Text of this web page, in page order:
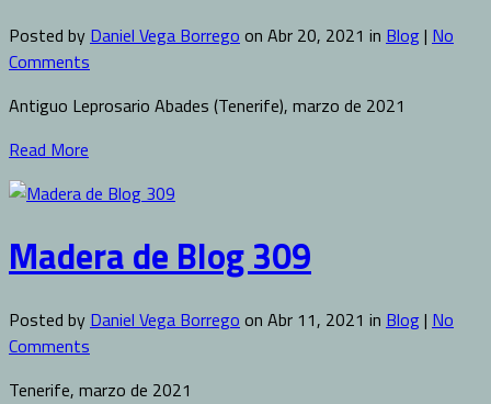
Posted by Daniel Vega Borrego on Abr 20, 2021 in Blog| No
Comments
Antiguo Leprosario Abades (Tenerife), marzo de 2021
Read More
Madera de Blog 309
Posted by Daniel Vega Borrego on Abr 11, 2021 in Blog| No
Comments
Tenerife, marzo de 2021